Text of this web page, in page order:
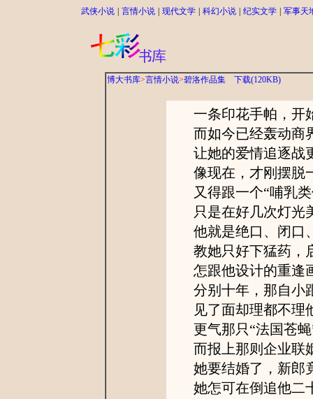
武侠小说 言情小说 现代文学 科幻小说 纪实文学 军事天
博大书库>言情小说>碧洛作品集 下载(120KB)
一条印花手帕，开
而如今已经轰动商
让她的爱情追逐战
像现在，才刚摆脱
又得跟一个“哺乳
只是在好几次灯光
他就是绝口、闭口
教她只好下猛药，
怎跟他设计的重逢
分别十年，那自小
见了面却理都不理
更气那只“法国苍
而报上那则企业联
她要结婚了，新郎
她怎可在倒追他二